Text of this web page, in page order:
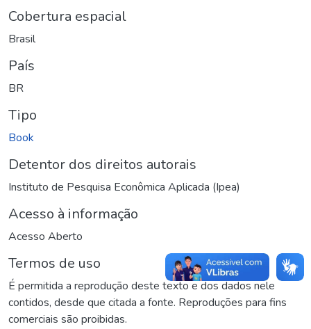
Cobertura espacial
Brasil
País
BR
Tipo
Book
Detentor dos direitos autorais
Instituto de Pesquisa Econômica Aplicada (Ipea)
Acesso à informação
Acesso Aberto
Termos de uso
É permitida a reprodução deste texto e dos dados nele
contidos, desde que citada a fonte. Reproduções para fins
comerciais são proibidas.